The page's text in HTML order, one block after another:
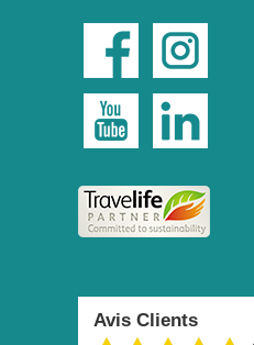
Avis Clients